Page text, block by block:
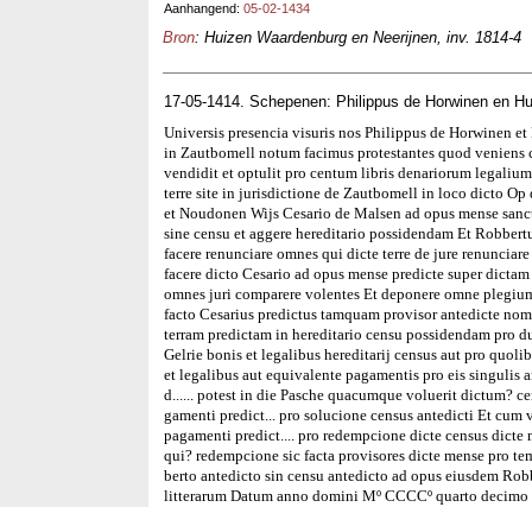
Aanhangend: 05-02-1434
Bron: Huizen Waardenburg en Neerijnen, inv. 1814-4
17-05-1414. Schepenen: Philippus de Horwinen en
Universis presencia visuris nos Philippus de Horwinen
in Zautbomell notum facimus protestantes quod veniens
vendidit et optulit pro centum libris denariorum
terre site in jurisdictione de Zautbomell in loco dicto Op
et Noudonen Wijs Cesario de Malsen ad opus mense
sine censu et aggere hereditario possidendam Et
facere renunciare omnes qui dicte terre de jure
facere dicto Cesario ad opus mense predicte super
omnes juri comparere volentes Et deponere omne
facto Cesarius predictus tamquam provisor antedicte
terram predictam in hereditario censu possidendam pro
Gelrie bonis et legalibus hereditarij census aut pro
et legalibus aut equivalente pagamentis pro eis singulis
d...... potest in die Pasche quacumque voluerit dictum?
gamenti predict... pro solucione census antedicti Et
pagamenti predict.... pro redempcione dicte census dicte
qui? redempcione sic facta provisores dicte mense pro
berto antedicto sin censu antedicto ad opus eiusdem
litterarum Datum anno domini Mº CCCCº quarto